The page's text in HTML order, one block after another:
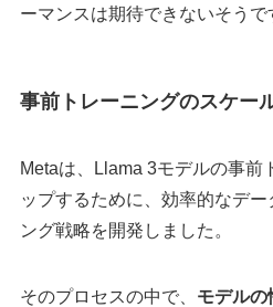
ーマンスは期待できないそうで
事前トレーニングのスケー
Metaは、Llama 3モデルの事前
ップするために、効率的なデ
ング戦略を開発しました。
そのプロセスの中で、 モデルの